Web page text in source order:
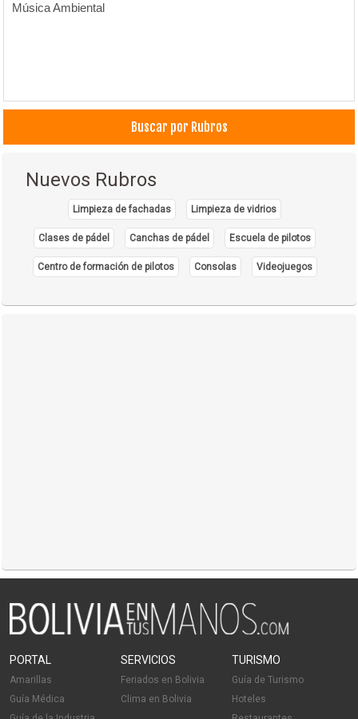
Música Ambiental
Buscar por Rubros
Nuevos Rubros
Limpieza de fachadas Limpieza de vidrios
Clases de pádel Canchas de pádel Escuela de pilotos
Centro de formación de pilotos Consolas Videojuegos
PORTAL
Amarillas
Guía Médica
SERVICIOS
Feriados en Bolivia
Clima en Bolivia
TURISMO
Guía de Turismo
Hoteles